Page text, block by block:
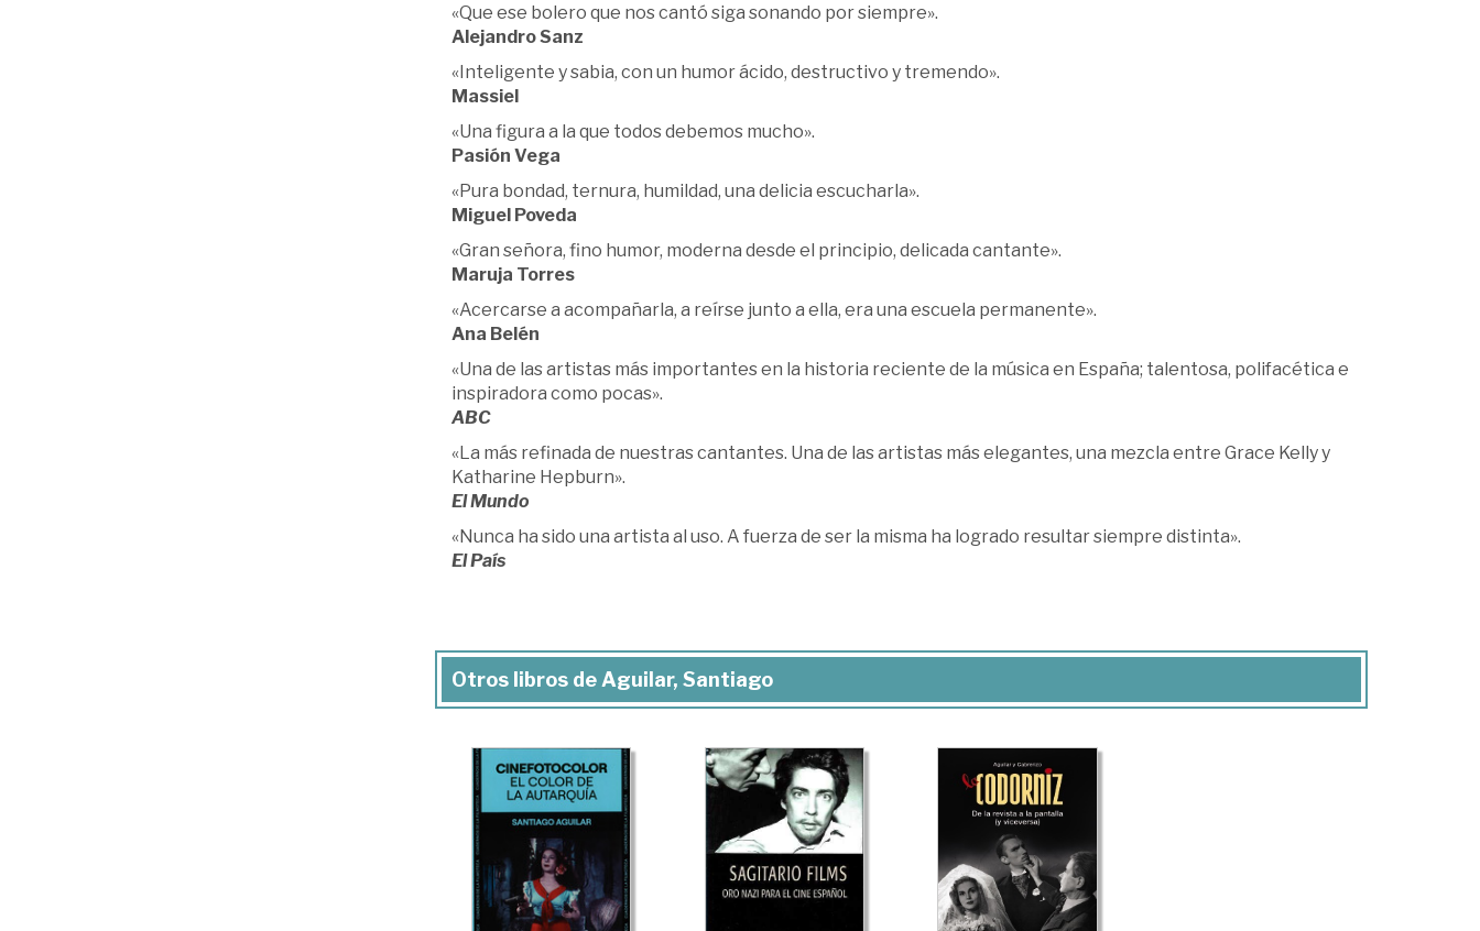
«Que ese bolero que nos cantó siga sonando por siempre».
Alejandro Sanz
«Inteligente y sabia, con un humor ácido, destructivo y tremendo».
Massiel
«Una figura a la que todos debemos mucho».
Pasión Vega
«Pura bondad, ternura, humildad, una delicia escucharla».
Miguel Poveda
«Gran señora, fino humor, moderna desde el principio, delicada cantante».
Maruja Torres
«Acercarse a acompañarla, a reírse junto a ella, era una escuela permanente».
Ana Belén
«Una de las artistas más importantes en la historia reciente de la música en España; talentosa, polifacética e
inspiradora como pocas».
ABC
«La más refinada de nuestras cantantes. Una de las artistas más elegantes, una mezcla entre Grace Kelly y
Katharine Hepburn».
El Mundo
«Nunca ha sido una artista al uso. A fuerza de ser la misma ha logrado resultar siempre distinta».
El País
Otros libros de Aguilar, Santiago